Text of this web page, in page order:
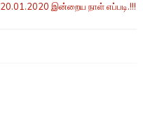
20.01.2020 இன்றைய நாள் எப்படி.!!!